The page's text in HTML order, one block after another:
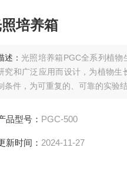
培养箱
述：光照培养箱PGC全系列植物
究和广泛应用而设计，为植物
条件，为可重复的、可靠的实验
品型号： PGC-500
新时间： 2024-11-27